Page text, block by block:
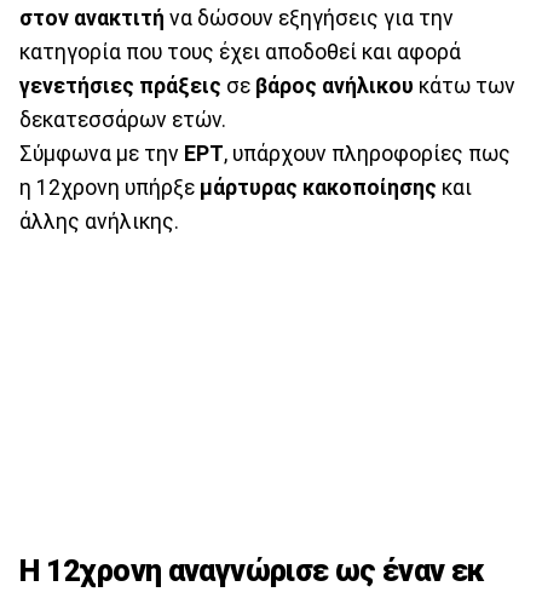
στον ανακτιτή να δώσουν εξηγήσεις για την
κατηγορία που τους έχει αποδοθεί και αφορά
γενετήσιες πράξεις σε βάρος ανήλικου κάτω των
δεκατεσσάρων ετών.
Σύμφωνα με την ΕΡΤ, υπάρχουν πληροφορίες πως
η 12χρονη υπήρξε μάρτυρας κακοποίησης και
άλλης ανήλικης.
Η 12χρονη αναγνώρισε ως έναν εκ